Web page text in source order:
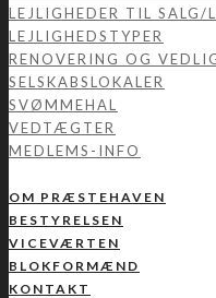
LEJLIGHEDER TIL SALG/
LEJLIGHEDSTYPER
RENOVERING OG
SELSKABSLOKALER
SVØMMEHAL
VEDTÆGTER
MEDLEMS-INFO
OM PRÆSTEHAVEN
BESTYRELSEN
VICEVÆRTEN
BLOKFORMÆND
KONTAKT